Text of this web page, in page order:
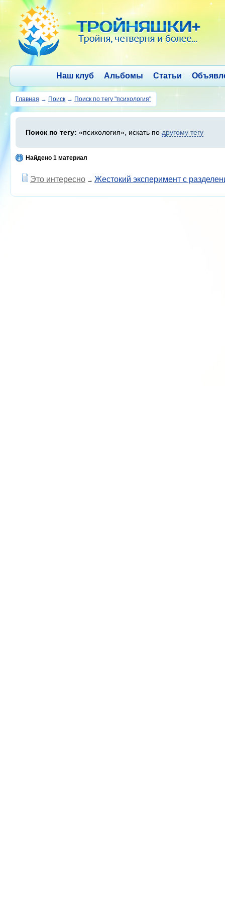
Наш клуб Альбомы Статьи
Главная → Поиск → Поиск по тегу "психология"
Поиск по тегу: «психология», искать по другому тегу
Найдено 1 материал
Это интересно → Жестокий эксперимент с